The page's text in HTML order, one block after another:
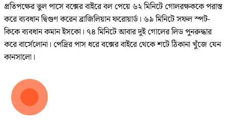
প্রতিপক্ষের ভুল পাসে বক্সের বাইরে বল পেয়ে ৬২ মিনিটে গোলরক্ষককে পরাস্ত
করে ব্যবধান দ্বিগুণ করেন ব্রাজিলিয়ান ফরোয়ার্ড। ৬৯ মিনিটে সফল স্পট-
কিকে ব্যবধান কমান ইসকো। ৭৪ মিনিটে আবার দুই গোলের লিড পুনরুদ্ধার
করে বার্সেলোনা। পেদ্রির পাস ধরে বক্সের বাইরে থেকে শটে ঠিকানা খুঁজে যেন
কানসালো।